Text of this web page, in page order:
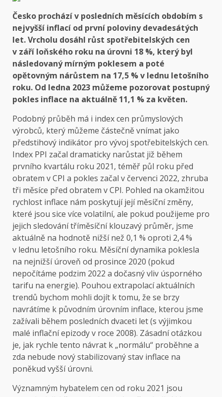
Česko prochází v posledních měsících obdobím s
nejvyšší inflací od první poloviny devadesátých
let. Vrcholu dosáhl růst spotřebitelských cen
v září loňského roku na úrovni 18 %, který byl
následovaný mírným poklesem a poté
opětovným nárůstem na 17,5 % v lednu letošního
roku. Od ledna 2023 můžeme pozorovat postupný
pokles inflace na aktuálně 11,1 % za květen.
Podobný průběh má i index cen průmyslových
výrobců, který můžeme částečně vnímat jako
předstihový indikátor pro vývoj spotřebitelských cen.
Index PPI začal dramaticky narůstat již během
prvního kvartálu roku 2021, téměř půl roku před
obratem v CPI a pokles začal v červenci 2022, zhruba
tři měsíce před obratem v CPI. Pohled na okamžitou
rychlost inflace nám poskytují její měsíční změny,
které jsou sice více volatilní, ale pokud použijeme pro
jejich sledování tříměsíční klouzavý průměr, jsme
aktuálně na hodnotě nižší než 0,1 % oproti 2,4 %
v lednu letošního roku. Měsíční dynamika poklesla
na nejnižší úroveň od prosince 2020 (pokud
nepočítáme podzim 2022 a dočasný vliv úsporného
tarifu na energie). Pouhou extrapolací aktuálních
trendů bychom mohli dojít k tomu, že se brzy
navrátíme k původním úrovním inflace, kterou jsme
zažívali během posledních dvaceti let (s výjimkou
malé inflační epizody v roce 2008). Zásadní otázkou
je, jak rychle tento návrat k „normálu“ proběhne a
zda nebude nový stabilizovaný stav inflace na
poněkud vyšší úrovni.
Významným hybatelem cen od roku 2021 jsou